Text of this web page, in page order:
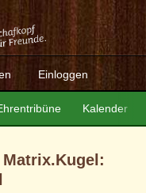
Einloggen
Kalender